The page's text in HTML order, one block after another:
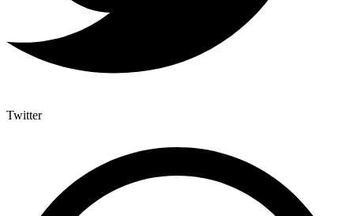
Twitter